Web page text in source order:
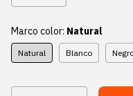
Marco color: Natural
Natural Blanco